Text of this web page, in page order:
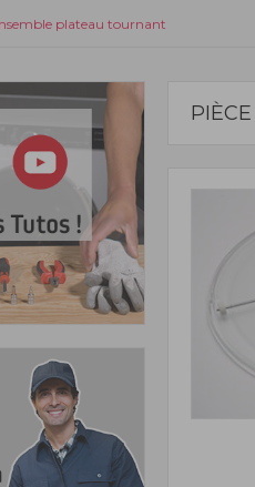
plateau tournant